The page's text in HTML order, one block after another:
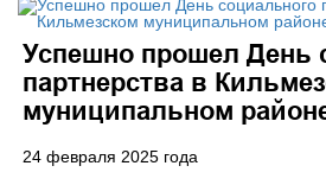
Успешно прошел День
партнерства в
муниципальном
24 февраля 2025 года